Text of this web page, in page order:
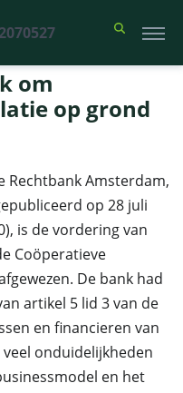
>Rabobank wint zaak om
Wwft
om
op grond
Rechtbank Amsterdam,
op 28 juli
is de vordering van
Coöperatieve
De bank had
artikel 5 lid 3 van de
en financieren van
onduidelijkheden
en het